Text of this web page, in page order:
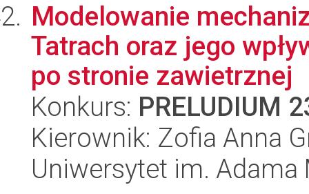
Modelowanie
Tatrach oraz jego
po stronie zawietrznej
Konkurs: PRELUDIUM
Kierownik: Zofia Anna
Uniwersytet im.